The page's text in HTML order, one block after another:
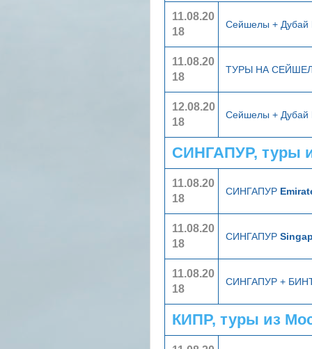
11.08.20
18
Сейшелы + Дубай
11.08.20
18
ТУРЫ НА
12.08.20
18
Сейшелы + Дубай
СИНГАПУР, туры
11.08.20
18
СИНГАПУР
11.08.20
18
СИНГАПУР
11.08.20
18
СИНГАПУР +
КИПР, туры из